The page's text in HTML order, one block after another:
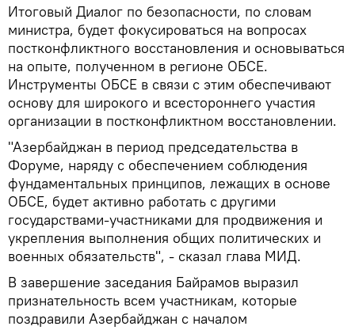
Итоговый Диалог по безопасности, по словам
министра, будет фокусироваться на вопросах
постконфликтного восстановления и основываться
на опыте, полученном в регионе ОБСЕ.
Инструменты ОБСЕ в связи с этим обеспечивают
основу для широкого и всестороннего участия
организации в постконфликтном восстановлении.
"Азербайджан в период председательства в
Форуме, наряду с обеспечением соблюдения
фундаментальных принципов, лежащих в основе
ОБСЕ, будет активно работать с другими
государствами-участниками для продвижения и
укрепления выполнения общих политических и
военных обязательств", - сказал глава МИД.
В завершение заседания Байрамов выразил
признательность всем участникам, которые
поздравили Азербайджан с началом